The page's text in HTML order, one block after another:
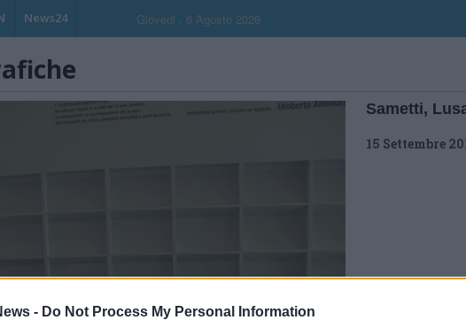
- Do Not Process My Personal Information
News24 Giovedi , 6 Agosto 2026
Sametti,
15 Settembre